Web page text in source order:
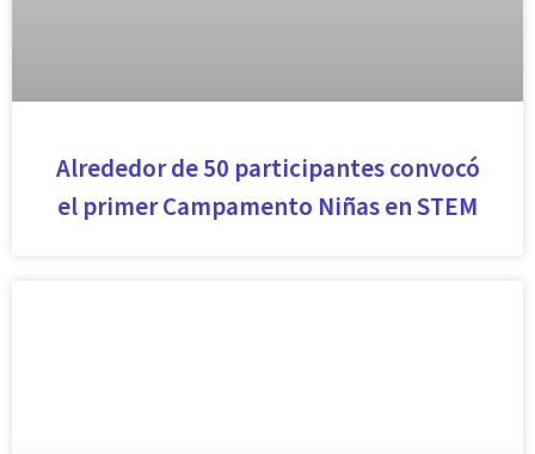
Alrededor de 50 participantes convocó
el primer Campamento Niñas en STEM